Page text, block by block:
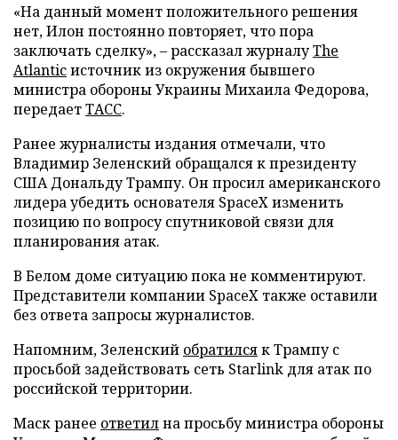
«На данный момент положительного решения
нет, Илон постоянно повторяет, что пора
заключать сделку», – рассказал журналуThe
Atlanticисточник из окружения бывшего
министра обороны Украины Михаила Федорова,
передаетТАСС.
Ранее журналисты издания отмечали, что
Владимир Зеленский обращался к президенту
США Дональду Трампу. Он просил американского
лидера убедить основателя SpaceX изменить
позицию по вопросу спутниковой связи для
планирования атак.
В Белом доме ситуацию пока не комментируют.
Представители компании SpaceX также оставили
без ответа запросы журналистов.
Напомним, Зеленский обратилсяк Трампу с
просьбой задействовать сеть Starlink для атак по
российской территории.
Маск ранее ответилна просьбу министра обороны